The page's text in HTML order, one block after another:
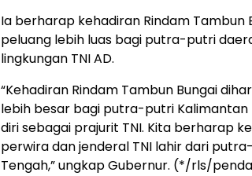
Ia berharap kehadiran Rindam
peluang lebih luas bagi putra-putri
lingkungan TNI AD.
“Kehadiran Rindam Tambun Bungai
lebih besar bagi putra-putri
diri sebagai prajurit TNI. Kita berharap
perwira dan jenderal TNI lahir dari
Tengah,” ungkap Gubernur. (*/rls/